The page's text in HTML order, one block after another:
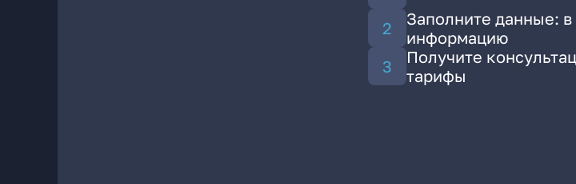
Заполните данные:
информацию
Получите
тарифы